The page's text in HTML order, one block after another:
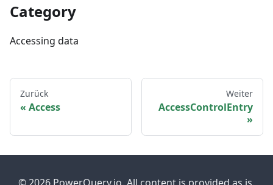
Category
Accessing data
Zurück
Access
Weiter
AccessControlEntry